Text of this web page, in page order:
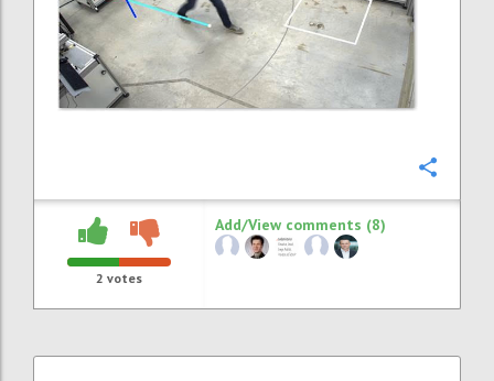
2 votes
Add/View comments (8)